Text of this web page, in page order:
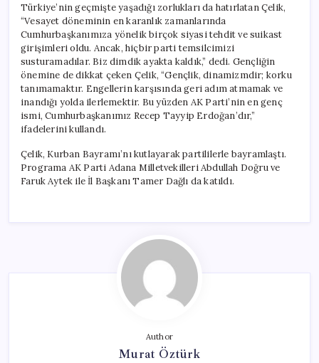
Türkiye’nin geçmişte yaşadığı zorlukları da hatırlatan Çelik,
“Vesayet döneminin en karanlık zamanlarında
Cumhurbaşkanımıza yönelik birçok siyasi tehdit ve suikast
girişimleri oldu. Ancak, hiçbir parti temsilcimizi
susturamadılar. Biz dimdik ayakta kaldık,” dedi. Gençliğin
önemine de dikkat çeken Çelik, “Gençlik, dinamizmdir; korku
tanımamaktır. Engellerin karşısında geri adım atmamak ve
inandığı yolda ilerlemektir. Bu yüzden AK Parti’nin en genç
ismi, Cumhurbaşkanımız Recep Tayyip Erdoğan’dır,”
ifadelerini kullandı.
Çelik, Kurban Bayramı’nı kutlayarak partililerle bayramlaştı.
Programa AK Parti Adana Milletvekilleri Abdullah Doğru ve
Faruk Aytek ile İl Başkanı Tamer Dağlı da katıldı.
Author
Murat Öztürk